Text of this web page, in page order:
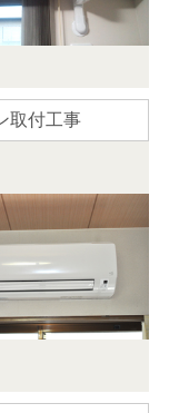
取付工事